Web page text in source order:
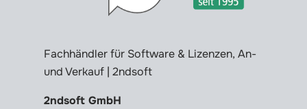
Fachhändler für Software & Lizenzen, An-
und Verkauf | 2ndsoft
2ndsoft GmbH